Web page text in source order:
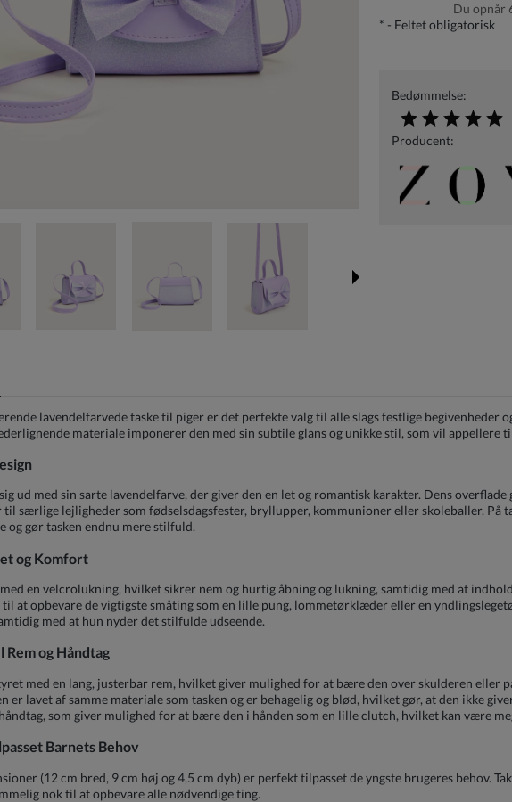
Du opnår
* - Feltet obligatorisk
Bedømmelse:
Producent:
lavendelfarvede taske til piger er det perfekte valg til alle slags festlige
materiale imponerer den med sin subtile glans og unikke stil, som vil appellere
ud med sin sarte lavendelfarve, der giver den en let og romantisk karakter. Dens
særlige lejligheder som fødselsdagsfester, bryllupper, kommunioner eller skoleballer. På
og gør tasken endnu mere stilfuld.
og Komfort
med en velcrolukning, hvilket sikrer nem og hurtig åbning og lukning, samtidig med at
at opbevare de vigtigste småting som en lille pung, lommetørklæder eller en
med at hun nyder det stilfulde udseende.
og Håndtag
med en lang, justerbar rem, hvilket giver mulighed for at bære den over skulderen
er lavet af samme materiale som tasken og er behagelig og blød, hvilket gør, at den ikke
som giver mulighed for at bære den i hånden som en lille clutch, hvilket kan være
Barnets Behov
(12 cm bred, 9 cm høj og 4,5 cm dyb) er perfekt tilpasset de yngste brugeres behov.
nok til at opbevare alle nødvendige ting.